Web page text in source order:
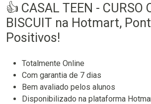
👍 CASAL TEEN - CURSO
BISCUIT na Hotmart,
Positivos!
Totalmente Online
Com garantia de 7 dias
Bem avaliado pelos alunos
Disponibilizado na plataforma